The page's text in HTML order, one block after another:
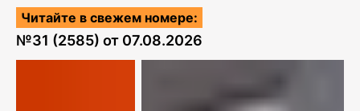
Читайте в свежем номере:
№31 (2585) от 07.08.2026